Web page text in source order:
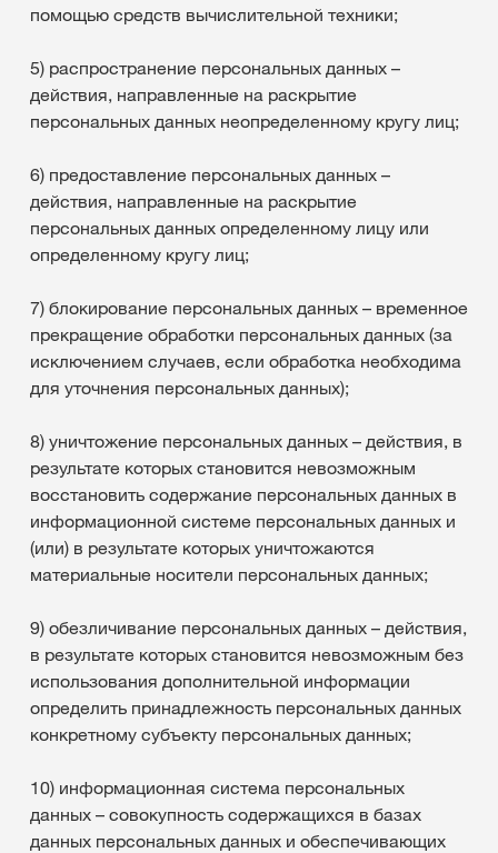
помощью средств вычислительной техники;
5) распространение персональных данных –
действия, направленные на раскрытие
персональных данных неопределенному кругу лиц;
6) предоставление персональных данных –
действия, направленные на раскрытие
персональных данных определенному лицу или
определенному кругу лиц;
7) блокирование персональных данных – временное
прекращение обработки персональных данных (за
исключением случаев, если обработка необходима
для уточнения персональных данных);
8) уничтожение персональных данных – действия, в
результате которых становится невозможным
восстановить содержание персональных данных в
информационной системе персональных данных и
(или) в результате которых уничтожаются
материальные носители персональных данных;
9) обезличивание персональных данных – действия,
в результате которых становится невозможным без
использования дополнительной информации
определить принадлежность персональных данных
конкретному субъекту персональных данных;
10) информационная система персональных
данных – совокупность содержащихся в базах
данных персональных данных и обеспечивающих